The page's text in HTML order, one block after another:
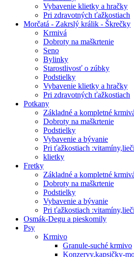
Vybavenie klietky a hračky
Pri zdravotných ťažkostiach
Morčatá - Zakrslý králik - Škrečky
Krmivá
Dobroty na maškrtenie
Seno
Bylinky
Starostlivosť o zúbky
Podstielky
Vybavenie klietky a hračky
Pri zdravotných ťažkostiach
Potkany
Základné a kompletné
Dobroty na maškrtenie
Podstielky
Vybavenie a bývanie
Pri ťažkostiach
klietky
Fretky
Základné a kompletné
Dobroty na maškrtenie
Podstielky
Vybavenie a bývanie
Pri ťažkostiach
Osmák-Degu a pieskomily
Psy
Krmivo
Granule-suché krmivo
Konzervy,kapsičky-